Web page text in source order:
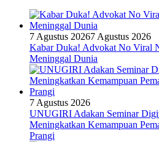
7 Agustus 20267 Agustus 2026
Kabar Duka! Advokat No Viral
Meninggal Dunia
7 Agustus 2026
UNUGIRI Adakan Seminar
Meningkatkan Kemampuan
Prangi